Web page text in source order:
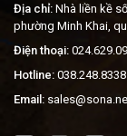
Địa chỉ: Nhà liền kề
phường Minh Khai,
Điện thoại:
Hotline: 038.248.8338
Email: